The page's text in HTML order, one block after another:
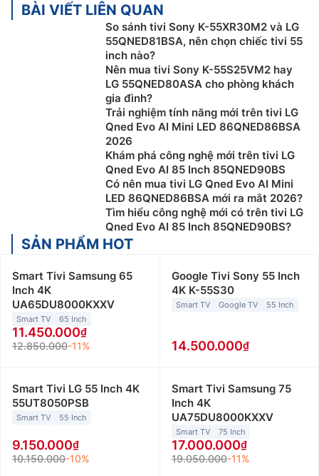
BÀI VIẾT LIÊN QUAN
So sánh tivi Sony K-55XR30M2 và LG
55QNED81BSA, nên chọn chiếc tivi 55
inch nào?
Nên mua tivi Sony K-55S25VM2 hay
LG 55QNED80ASA cho phòng khách
gia đình?
Trải nghiệm tính năng mới trên tivi LG
Qned Evo AI Mini LED 86QNED86BSA
2026
Khám phá công nghệ mới trên tivi LG
Qned Evo AI 85 Inch 85QNED90BS
Có nên mua tivi LG Qned Evo AI Mini
LED 86QNED86BSA mới ra mắt 2026?
Tìm hiểu công nghệ mới có trên tivi LG
Qned Evo AI 85 Inch 85QNED90BS?
SẢN PHẨM HOT
Smart Tivi Samsung 65
Inch 4K
UA65DU8000KXXV
Smart TV 65 Inch
11.450.000
12.850.000-11%
Google Tivi Sony 55 Inch
4K K-55S30
Smart TV Google TV 55 Inch
14.500.000
Smart Tivi LG 55 Inch 4K
55UT8050PSB
Smart TV 55 Inch
9.150.000
10.150.000-10%
Smart Tivi Samsung 75
Inch 4K
UA75DU8000KXXV
Smart TV 75 Inch
17.000.000
19.050.000-11%